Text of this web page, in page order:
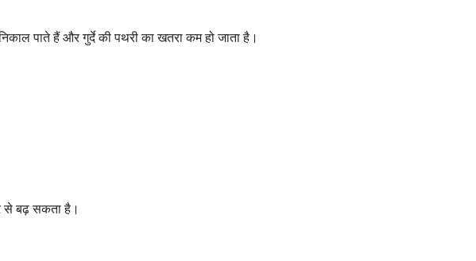
पाते हैं और गुर्दे की पथरी का खतरा कम हो जाता है।
से बढ़ सकता है।